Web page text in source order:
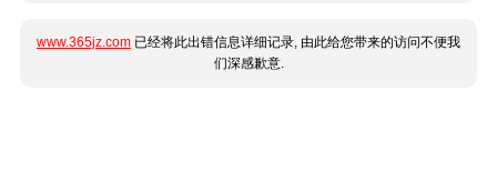
www.365jz.com 已经将此出错信息详细记录, 由此给您带来的访问不便我
们深感歉意.